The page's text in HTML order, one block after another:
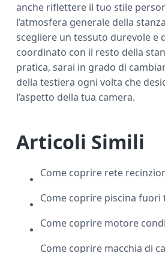
anche riflettere il tuo stile
l’atmosfera generale della
scegliere un tessuto durevole e
coordinato con il resto della
pratica, sarai in grado di
della testiera ogni volta che
l’aspetto della tua camera.
Articoli Simili
Come coprire rete
Come coprire piscina fuori
Come coprire motore
Come coprire macchia di